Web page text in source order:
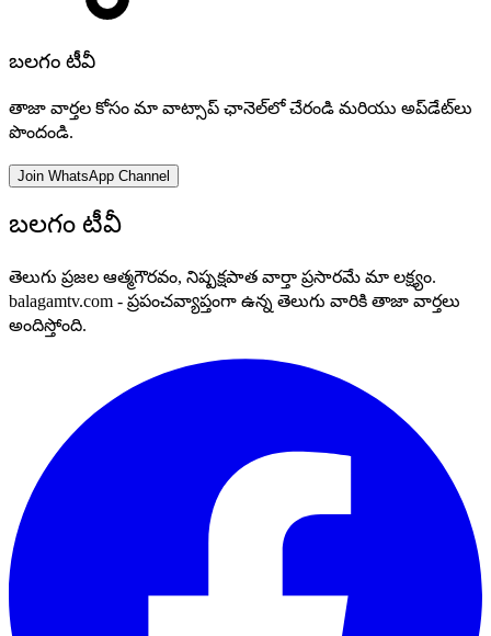
బలగం టీవీ
తాజా వార్తల కోసం మా వాట్సాప్ ఛానెల్‌లో చేరండి మరియు అప్‌డేట్‌లు
పొందండి.
Join WhatsApp Channel
బలగం టీవీ
తెలుగు ప్రజల ఆత్మగౌరవం, నిష్పక్షపాత వార్తా ప్రసారమే మా లక్ష్యం.
balagamtv.com - ప్రపంచవ్యాప్తంగా ఉన్న తెలుగు వారికి తాజా వార్తలు
అందిస్తోంది.